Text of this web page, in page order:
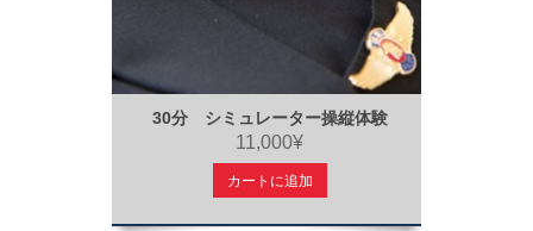
30分 シミュレーター操縦体験
11,000¥
カートに追加